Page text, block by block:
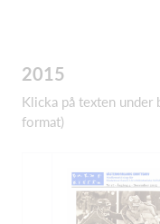
2015
Klicka på texten under
format)